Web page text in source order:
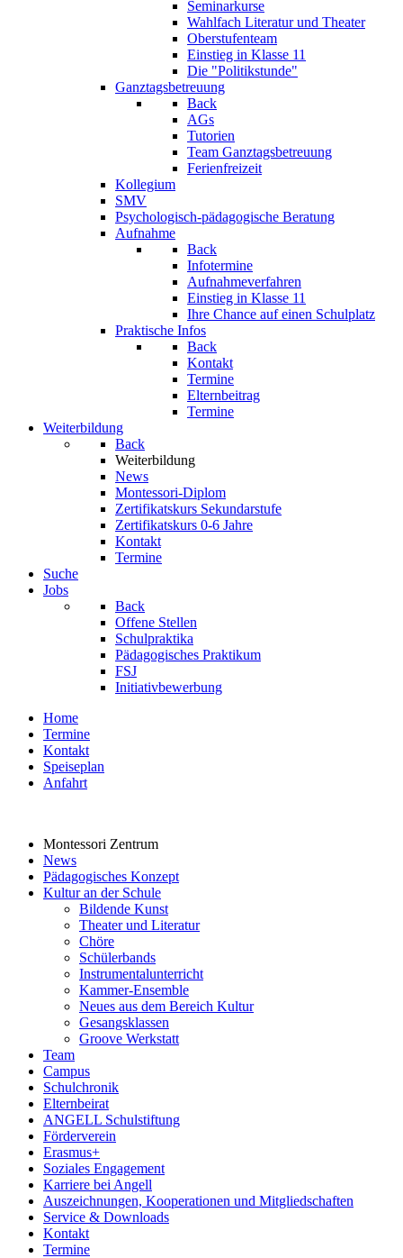
Seminarkurse
Wahlfach Literatur und Theater
Oberstufenteam
Einstieg in Klasse 11
Die "Politikstunde"
Ganztagsbetreuung
Back
AGs
Tutorien
Team Ganztagsbetreuung
Ferienfreizeit
Kollegium
SMV
Psychologisch-pädagogische Beratung
Aufnahme
Back
Infotermine
Aufnahmeverfahren
Einstieg in Klasse 11
Ihre Chance auf einen Schulplatz
Praktische Infos
Back
Kontakt
Termine
Elternbeitrag
Termine
Weiterbildung
Back
Weiterbildung
News
Montessori-Diplom
Zertifikatskurs Sekundarstufe
Zertifikatskurs 0-6 Jahre
Kontakt
Termine
Suche
Jobs
Back
Offene Stellen
Schulpraktika
Pädagogisches Praktikum
FSJ
Initiativbewerbung
Home
Termine
Kontakt
Speiseplan
Anfahrt
Montessori Zentrum
News
Pädagogisches Konzept
Kultur an der Schule
Bildende Kunst
Theater und Literatur
Chöre
Schülerbands
Instrumentalunterricht
Kammer-Ensemble
Neues aus dem Bereich Kultur
Gesangsklassen
Groove Werkstatt
Team
Campus
Schulchronik
Elternbeirat
ANGELL Schulstiftung
Förderverein
Erasmus+
Soziales Engagement
Karriere bei Angell
Auszeichnungen, Kooperationen und Mitgliedschaften
Service & Downloads
Kontakt
Termine